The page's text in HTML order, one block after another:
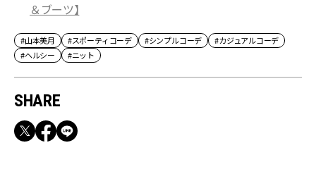
＆ブーツ】
#山本美月 #スポーティコーデ #シンプルコーデ
#カジュアルコーデ
#ヘルシー
#ニット
SHARE